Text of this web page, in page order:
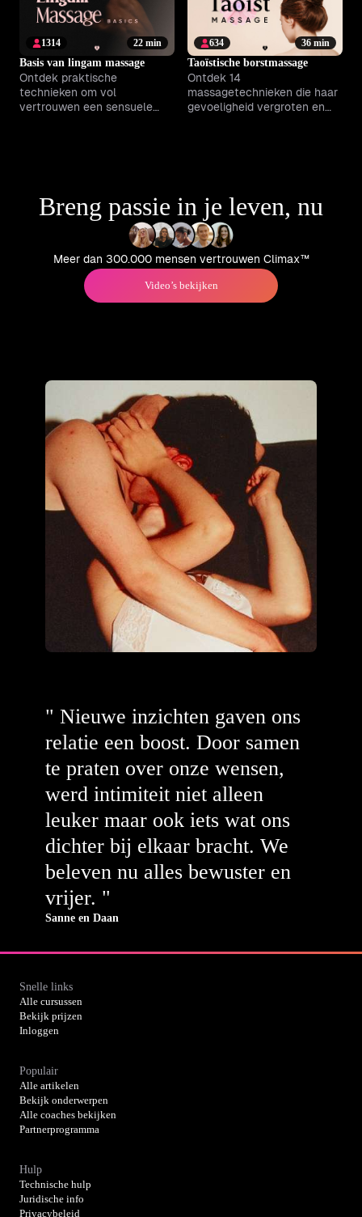
22 min
1314
Basis van lingam massage
Ontdek praktische
technieken om vol
vertrouwen een sensuele
36 min
634
Taoïstische borstmassage
Ontdek 14
massagetechnieken die haar
gevoeligheid vergroten en
Breng passie in je leven, nu
Meer dan 300.000 mensen vertrouwen Climax™
Video’s bekijken
" Nieuwe inzichten gaven ons
relatie een boost. Door samen
te praten over onze wensen,
werd intimiteit niet alleen
leuker maar ook iets wat ons
dichter bij elkaar bracht. We
beleven nu alles bewuster en
vrijer. "
Sanne en Daan
Snelle links
Alle cursussen
Bekijk prijzen
Inloggen
Populair
Alle artikelen
Bekijk onderwerpen
Alle coaches bekijken
Partnerprogramma
Hulp
Technische hulp
Juridische info
Privacybeleid